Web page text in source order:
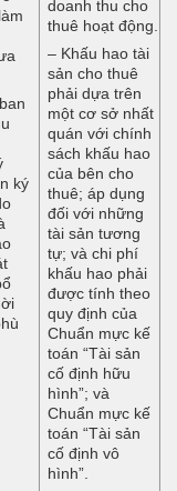
ký
doanh thu cho
thuê hoạt động.
– Khấu hao tài
sản cho thuê
phải dựa trên
một cơ sở nhất
quán với chính
sách khấu hao
của bên cho
thuê; áp dụng
đối với những
tài sản tương
tự; và chi phí
khấu hao phải
được tính theo
quy định của
Chuẩn mực kế
toán “Tài sản
cố định hữu
hình”; và
Chuẩn mực kế
toán “Tài sản
cố định vô
hình”.